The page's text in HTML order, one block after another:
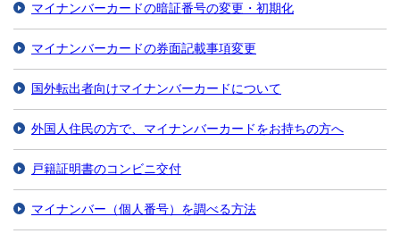
マイナンバーカードの暗証番号の変更・初期化
マイナンバーカードの券面記載事項変更
国外転出者向けマイナンバーカードについて
外国人住民の方で、マイナンバーカードをお持ちの方へ
戸籍証明書のコンビニ交付
マイナンバー（個人番号）を調べる方法